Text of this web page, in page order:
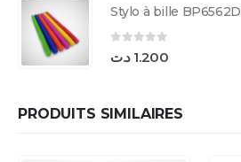
Stylo à bille BP6562D
1.200 د.ت
PRODUITS SIMILAIRES